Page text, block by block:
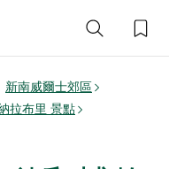
新南威爾士郊區
拉布里 景點